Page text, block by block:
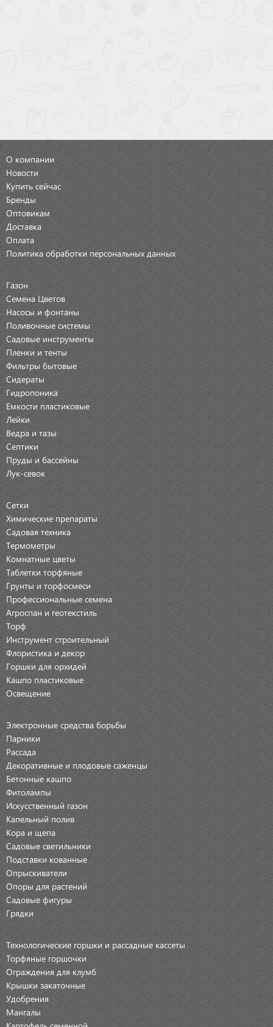
О компании
Новости
Купить сейчас
Бренды
Оптовикам
Доставка
Оплата
Политика обработки персональных данных
Газон
Семена Цветов
Насосы и фонтаны
Поливочные системы
Садовые инструменты
Пленки и тенты
Фильтры бытовые
Сидераты
Гидропоника
Емкости пластиковые
Лейки
Ведра и тазы
Септики
Пруды и бассейны
Лук-севок
Сетки
Химические препараты
Садовая техника
Термометры
Комнатные цветы
Таблетки торфяные
Грунты и торфосмеси
Профессиональные семена
Агроспан и геотекстиль
Торф
Инструмент строительный
Флористика и декор
Горшки для орхидей
Кашпо пластиковые
Освещение
Электронные средства борьбы
Парники
Рассада
Декоративные и плодовые саженцы
Бетонные кашпо
Фитолампы
Искусственный газон
Капельный полив
Кора и щепа
Садовые светильники
Подставки кованные
Опрыскиватели
Опоры для растений
Садовые фигуры
Грядки
Технологические горшки и рассадные кассеты
Торфяные горшочки
Ограждения для клумб
Крышки закаточные
Удобрения
Мангалы
Картофель семенной